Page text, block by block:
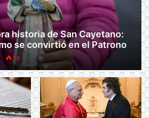
historia de San Cayetano:
se convirtió en el Patrono
18